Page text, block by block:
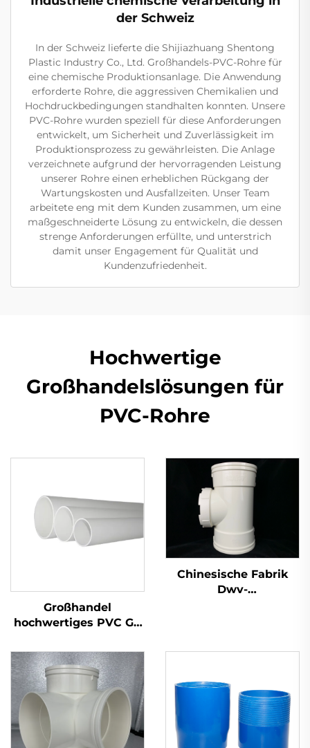
der Schweiz
In der Schweiz lieferte die Shijiazhuang Shentong
Plastic Industry Co., Ltd. Großhandels-PVC-Rohre für
eine chemische Produktionsanlage. Die Anwendung
erforderte Rohre, die aggressiven Chemikalien und
Hochdruckbedingungen standhalten konnten. Unsere
PVC-Rohre wurden speziell für diese Anforderungen
entwickelt, um Sicherheit und Zuverlässigkeit im
Produktionsprozess zu gewährleisten. Die Anlage
verzeichnete aufgrund der hervorragenden Leistung
unserer Rohre einen erheblichen Rückgang der
Wartungskosten und Ausfallzeiten. Unser Team
arbeitete eng mit dem Kunden zusammen, um eine
maßgeschneiderte Lösung zu entwickeln, die dessen
strenge Anforderungen erfüllte, und unterstrich
damit unser Engagement für Qualität und
Kundenzufriedenheit.
Hochwertige
Großhandelslösungen für
PVC-Rohre
Großhandel
hochwertiges PVC GB
aus Kunststoff UPVC
Chinesische Fabrik
Dwv-
PVC UPVC-